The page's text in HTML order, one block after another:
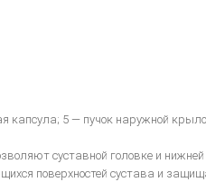
капсула; 5 — пучок наружной
суставной головке и
поверхностей сустава и